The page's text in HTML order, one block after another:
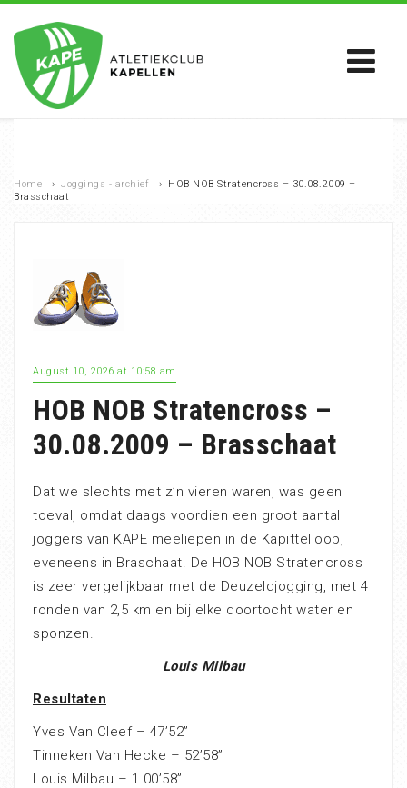
Home › Joggings - archief › HOB NOB Stratencross – 30.08.2009 –
Brasschaat
August 10, 2026 at 10:58 am
HOB NOB Stratencross –
30.08.2009 – Brasschaat
Dat we slechts met z’n vieren waren, was geen
toeval, omdat daags voordien een groot aantal
joggers van KAPE meeliepen in de Kapittelloop,
eveneens in Braschaat. De HOB NOB Stratencross
is zeer vergelijkbaar met de Deuzeldjogging, met 4
ronden van 2,5 km en bij elke doortocht water en
sponzen.
Louis Milbau
Resultaten
Yves Van Cleef – 47’52”
Tinneken Van Hecke – 52’58”
Louis Milbau – 1.00’58”